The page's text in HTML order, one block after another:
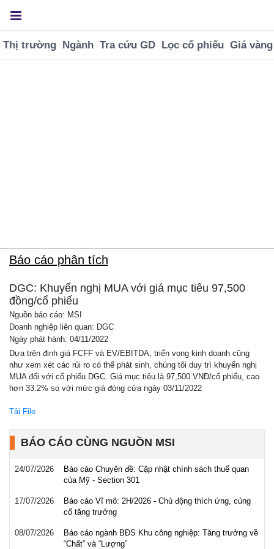
Thị trường Ngành Tra cứu GD Lọc cổ phiếu Giá vàng
VNINDEX SJC BTMH USD
Báo cáo phân tích
DGC: Khuyến nghị MUA với giá mục tiêu 97,500
đồng/cổ phiếu
Nguồn báo cáo: MSI
Doanh nghiệp liên quan: DGC
Ngày phát hành: 04/11/2022
Dựa trên định giá FCFF và EV/EBITDA, triển vọng kinh doanh cũng
như xem xét các rủi ro có thể phát sinh, chúng tôi duy trì khuyến nghị
MUA đối với cổ phiếu DGC. Giá mục tiêu là 97,500 VNĐ/cổ phiếu, cao
Tải File
BÁO CÁO CÙNG NGUỒN MSI
24/07/2026
Báo cáo Chuyên đề: Cập nhật chính sách thuế quan
của Mỹ - Section 301
17/07/2026
Báo cáo Vĩ mô: 2H/2026 - Chủ động thích ứng, củng
cố tăng trưởng